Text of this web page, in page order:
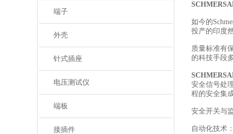
端子
外壳
针式插座
电压测试仪
端板
接插件
如今的
投产的印度
质量标准有
的科技手段
安全信号处
程的安全集
安全开关与
自动化技术